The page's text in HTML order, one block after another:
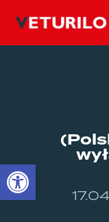
Open toolbar